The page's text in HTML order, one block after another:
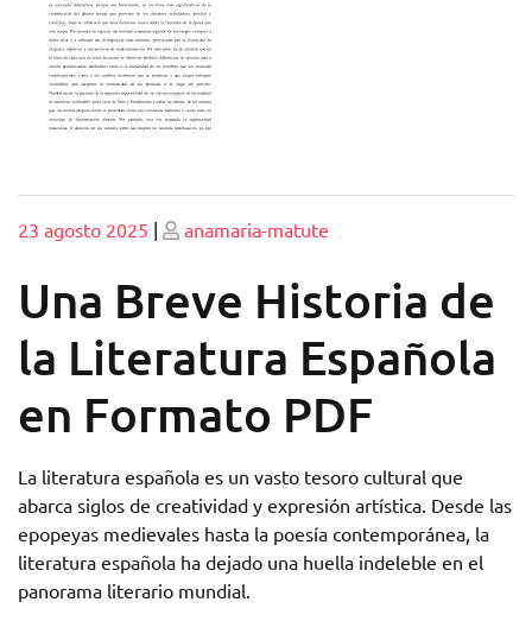
Publicado
23 agosto 2025 | Publicado
anamaria-matute
Una Breve Historia de
la Literatura Española
en Formato PDF
La literatura española es un vasto tesoro cultural que
abarca siglos de creatividad y expresión artística. Desde las
epopeyas medievales hasta la poesía contemporánea, la
literatura española ha dejado una huella indeleble en el
panorama literario mundial.